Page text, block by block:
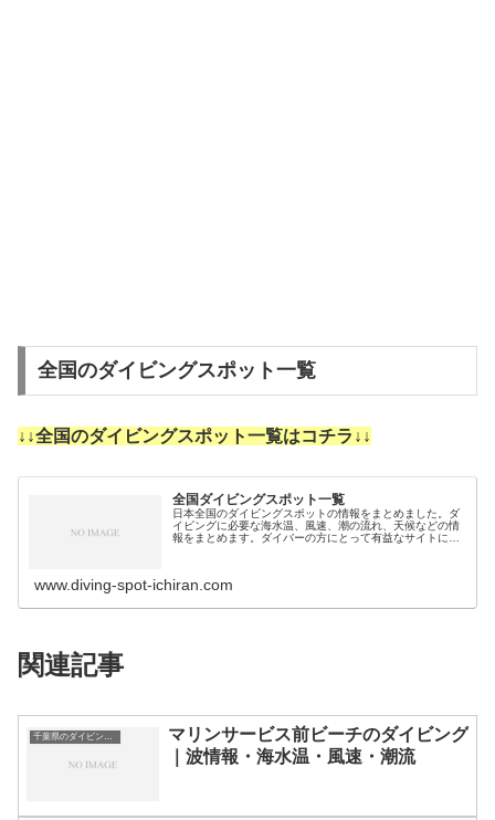
全国のダイビングスポット一覧
↓↓全国のダイビングスポット一覧はコチラ↓↓
全国ダイビングスポット一覧
日本全国のダイビングスポットの情報をまとめました。ダ
イビングに必要な海水温、風速、潮の流れ、天候などの情
報をまとめます。ダイバーの方にとって有益なサイトにな
www.diving-spot-ichiran.com
関連記事
マリンサービス前ビーチのダイビング
｜波情報・海水温・風速・潮流